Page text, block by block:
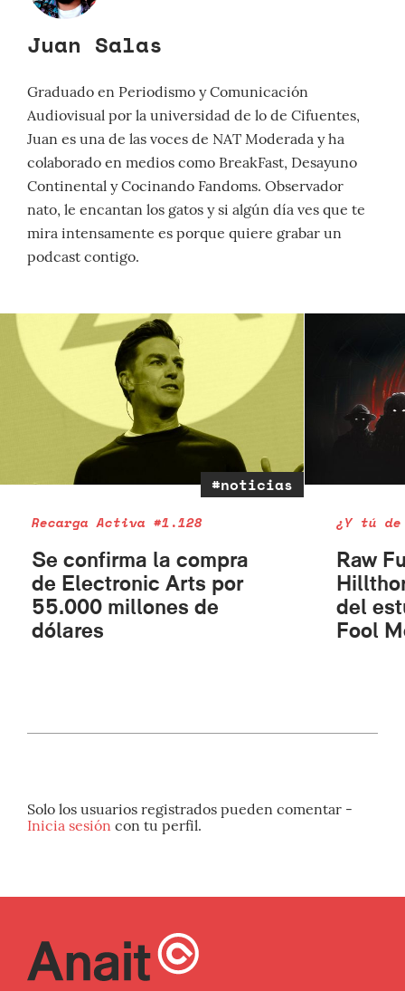
Juan Salas
Graduado en Periodismo y Comunicación
Audiovisual por la universidad de lo de Cifuentes,
Juan es una de las voces de NAT Moderada y ha
colaborado en medios como BreakFast, Desayuno
Continental y Cocinando Fandoms. Observador
nato, le encantan los gatos y si algún día ves que te
mira intensamente es porque quiere grabar un
podcast contigo.
#noticias
Recarga Activa #1.128
Se confirma la compra
de Electronic Arts por
55.000 millones de
dólares
¿Y tú
Raw
del
Fool
Solo los usuarios registrados pueden comentar -
Inicia sesión con tu perfil.